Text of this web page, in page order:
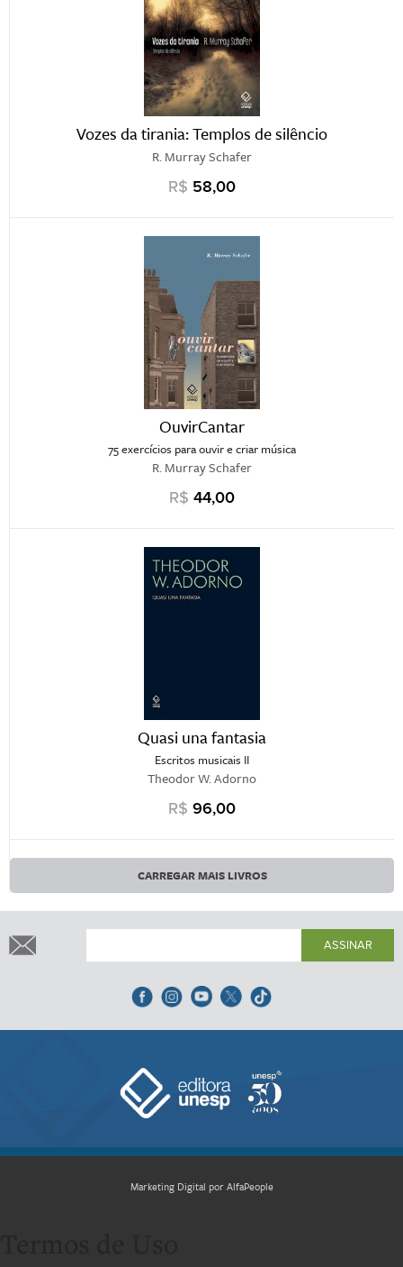
Vozes da tirania: Templos de silêncio
R. Murray Schafer
R$ 58,00
OuvirCantar
75 exercícios para ouvir e criar música
R. Murray Schafer
R$ 44,00
Quasi una fantasia
Escritos musicais II
Theodor W. Adorno
R$ 96,00
CARREGAR MAIS LIVROS
ASSINAR
Marketing Digital por AlfaPeople